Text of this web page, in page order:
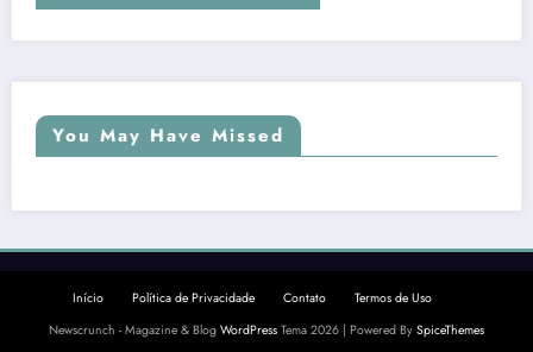
You May Have Missed
Início Política de Privacidade Contato
Termos de Uso
Newscrunch - Magazine & Blog WordPress Tema 2026 | Powered By SpiceThemes